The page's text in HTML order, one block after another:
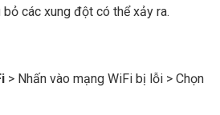
các xung đột có thể xảy ra.
> Nhấn vào mạng WiFi bị lỗi > Chọn